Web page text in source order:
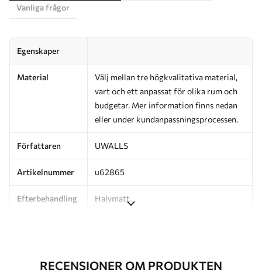
Vanliga frågor
Egenskaper
Material
Välj mellan tre högkvalitativa material,
vart och ett anpassat för olika rum och
budgetar. Mer information finns nedan
eller under kundanpassningsprocessen.
Författaren UWALLS
Artikelnummer u62865
Efterbehandling Halvmatt.
RECENSIONER OM PRODUKTEN